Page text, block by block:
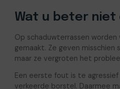
Wat u beter niet
Op schaduwterrassen
gemaakt. Ze geven misschien
maar ze vergroten het
Een eerste fout is te
verkeerde borstel. Daarmee